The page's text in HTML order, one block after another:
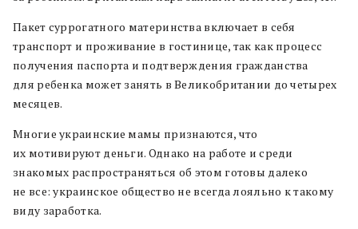
Пакет суррогатного материнства включает в себя
транспорт и проживание в гостинице, так как процесс
получения паспорта и подтверждения гражданства
для ребенка может занять в Великобритании до четырех
месяцев.
Многие украинские мамы признаются, что
их мотивируют деньги. Однако на работе и среди
знакомых распространяться об этом готовы далеко
не все: украинское общество не всегда лояльно к такому
виду заработка.